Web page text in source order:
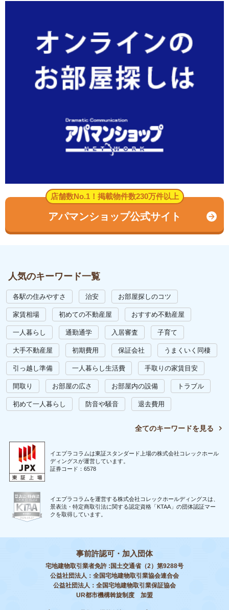
店舗数No.1！掲載物件数230万件以上
アパマンショップ公式サイト
人気のキーワード一覧
各駅の住みやすさ 治安 お部屋探しのコツ
家賃相場 初めての不動産屋 おすすめ不動産屋
一人暮らし 通勤通学 入居審査 子育て
大手不動産屋 初期費用 保証会社 うまくいく同棲
引っ越し準備 一人暮らし生活費 手取りの家賃目安
間取り お部屋の広さ お部屋内の設備 トラブル
初めて一人暮らし 防音や騒音 退去費用
全てのキーワードを見る
イエプラコラムは東証スタンダード上場の株式会社コレックホール
ディングスが運営しています。
証券コード：6578
イエプラコラムを運営する株式会社コレックホールディングスは、
景表法・特定商取引法に関する認定資格「KTAA」の団体認証マー
クを取得しています。
事前許認可・加入団体
宅地建物取引業者免許 :国土交通省（2）第9288号
公益社団法人：全国宅地建物取引業協会連合会
公益社団法人：全国宅地建物取引業保証協会
UR都市機構斡旋制度 加盟